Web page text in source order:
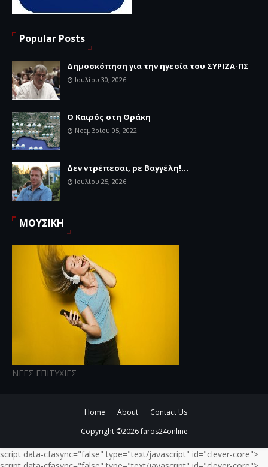
Popular Posts
Δημοσκόπηση για την ηγεσία του ΣΥΡΙΖΑ-ΠΣ
Ιουλίου 30, 2026
Ο Καιρός στη Θράκη
Νοεμβρίου 05, 2022
Δεν ντρέπεσαι, ρε Βαγγέλη!...
Ιουλίου 25, 2026
ΜΟΥΣΙΚΗ
ΝΕΕΣ ΕΠΙΤΥΧΙΕΣ
Home About
Contact Us
Copyright ©2026faros24online
script data-cfasync="false" type="text/javascript" id="clever-core">